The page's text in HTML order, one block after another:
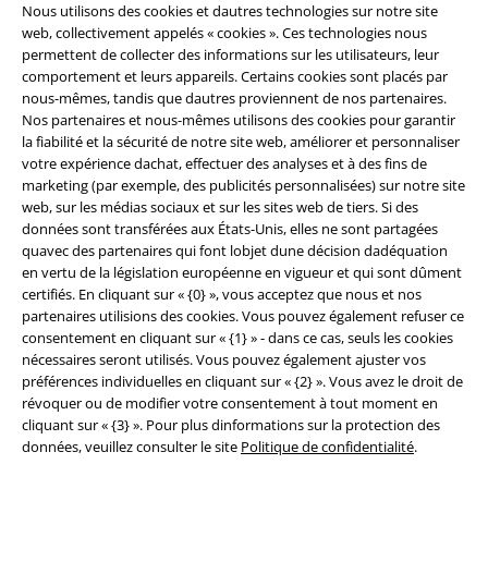
Nous utilisons des cookies et dautres technologies sur notre site
web, collectivement appelés « cookies ». Ces technologies nous
permettent de collecter des informations sur les utilisateurs, leur
comportement et leurs appareils. Certains cookies sont placés par
nous-mêmes, tandis que dautres proviennent de nos partenaires.
Nos partenaires et nous-mêmes utilisons des cookies pour garantir
la fiabilité et la sécurité de notre site web, améliorer et personnaliser
votre expérience dachat, effectuer des analyses et à des fins de
marketing (par exemple, des publicités personnalisées) sur notre site
web, sur les médias sociaux et sur les sites web de tiers. Si des
données sont transférées aux États-Unis, elles ne sont partagées
quavec des partenaires qui font lobjet dune décision dadéquation
en vertu de la législation européenne en vigueur et qui sont dûment
certifiés. En cliquant sur « {0} », vous acceptez que nous et nos
partenaires utilisions des cookies. Vous pouvez également refuser ce
consentement en cliquant sur « {1} » - dans ce cas, seuls les cookies
nécessaires seront utilisés. Vous pouvez également ajuster vos
préférences individuelles en cliquant sur « {2} ». Vous avez le droit de
révoquer ou de modifier votre consentement à tout moment en
cliquant sur « {3} ». Pour plus dinformations sur la protection des
données, veuillez consulter le site Politique de confidentialité.
Légal
Conditions générales
Éditeur
Clauses de confidentialité
Élimination des déchets et protection de l'environnement
Déclaration de Conformité